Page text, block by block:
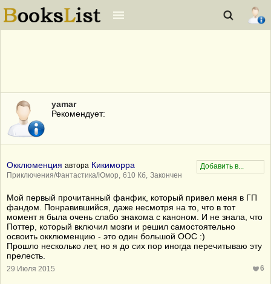
yamar
Рекомендует:
Окклюменция автора Кикиморра
Приключения/Фантастика/Юмор, 610 Кб, Закончен
Мой первый прочитанный фанфик, который привел меня в ГП
фандом. Понравившийся, даже несмотря на то, что в тот
момент я была очень слабо знакома с каноном. И не знала, что
Поттер, который включил мозги и решил самостоятельно
освоить окклюменцию - это один большой ООС :)
Прошло несколько лет, но я до сих пор иногда перечитываю эту
прелесть.
29 Июля 2015 6